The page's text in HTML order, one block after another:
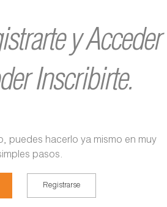
y Acceder
Inscribirte.
puedes hacerlo ya mismo en muy
pasos.
Registrarse